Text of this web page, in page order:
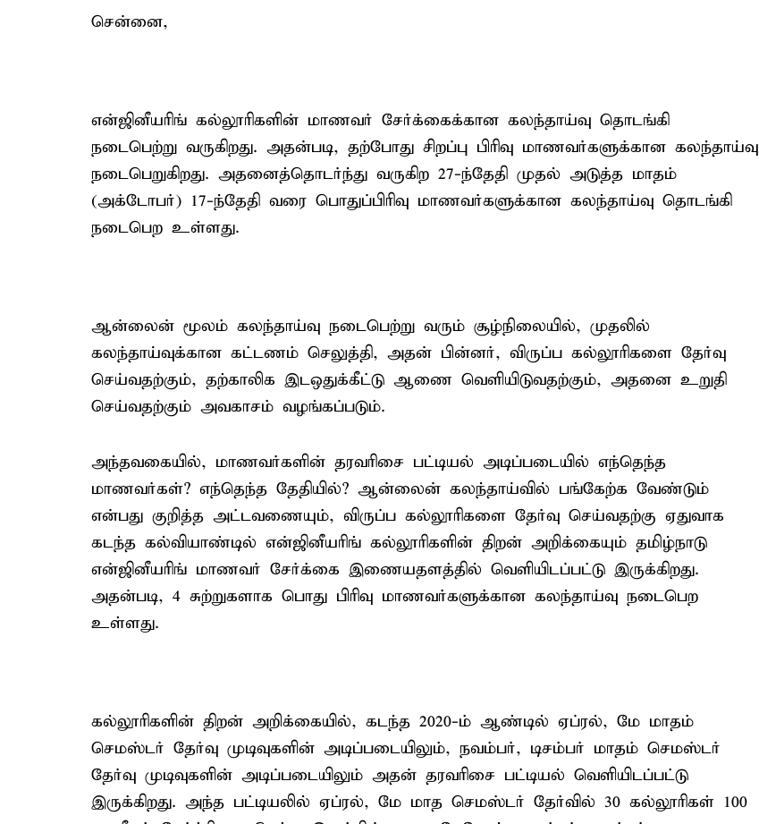
சென்னை,
என்ஜினீயரிங் கல்லூரிகளின் மாணவர் சேர்க்கைக்கான கலந்தாய்வு தொடங்கி
நடைபெற்று வருகிறது. அதன்படி, தற்போது சிறப்பு பிரிவு மாணவர்களுக்கான கலந்தாய்வு
நடைபெறுகிறது. அதனைத்தொடர்ந்து வருகிற 27-ந்தேதி முதல் அடுத்த மாதம்
(அக்டோபர்) 17-ந்தேதி வரை பொதுப்பிரிவு மாணவர்களுக்கான கலந்தாய்வு தொடங்கி
நடைபெற உள்ளது.
ஆன்லைன் மூலம் கலந்தாய்வு நடைபெற்று வரும் சூழ்நிலையில், முதலில்
கலந்தாய்வுக்கான கட்டணம் செலுத்தி, அதன் பின்னர், விருப்ப கல்லூரிகளை தேர்வு
செய்வதற்கும், தற்காலிக இடஒதுக்கீட்டு ஆணை வெளியிடுவதற்கும், அதனை உறுதி
செய்வதற்கும் அவகாசம் வழங்கப்படும்.
அந்தவகையில், மாணவர்களின் தரவரிசை பட்டியல் அடிப்படையில் எந்தெந்த
மாணவர்கள்? எந்தெந்த தேதியில்? ஆன்லைன் கலந்தாய்வில் பங்கேற்க வேண்டும்
என்பது குறித்த அட்டவணையும், விருப்ப கல்லூரிகளை தேர்வு செய்வதற்கு ஏதுவாக
கடந்த கல்வியாண்டில் என்ஜினீயரிங் கல்லூரிகளின் திறன் அறிக்கையும் தமிழ்நாடு
என்ஜினீயரிங் மாணவர் சேர்க்கை இணையதளத்தில் வெளியிடப்பட்டு இருக்கிறது.
அதன்படி, 4 சுற்றுகளாக பொது பிரிவு மாணவர்களுக்கான கலந்தாய்வு நடைபெற
உள்ளது.
கல்லூரிகளின் திறன் அறிக்கையில், கடந்த 2020-ம் ஆண்டில் ஏப்ரல், மே மாதம்
செமஸ்டர் தேர்வு முடிவுகளின் அடிப்படையிலும், நவம்பர், டிசம்பர் மாதம் செமஸ்டர்
தேர்வு முடிவுகளின் அடிப்படையிலும் அதன் தரவரிசை பட்டியல் வெளியிடப்பட்டு
இருக்கிறது. அந்த பட்டியலில் ஏப்ரல், மே மாத செமஸ்டர் தேர்வில் 30 கல்லூரிகள் 100